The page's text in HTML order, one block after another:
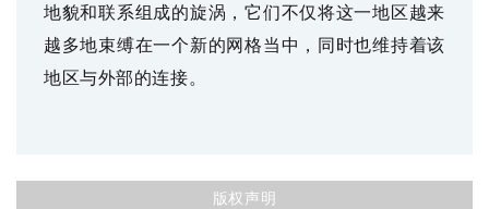
地貌和联系组成的旋涡，它们不仅将这一地区越来
越多地束缚在一个新的网格当中，同时也维持着该
地区与外部的连接。
版权声明